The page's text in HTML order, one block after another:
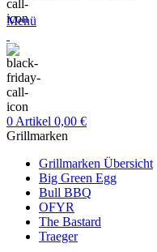
Menü
0 Artikel 0,00 €
Grillmarken
Grillmarken Übersicht
Big Green Egg
Bull BBQ
OFYR
The Bastard
Traeger